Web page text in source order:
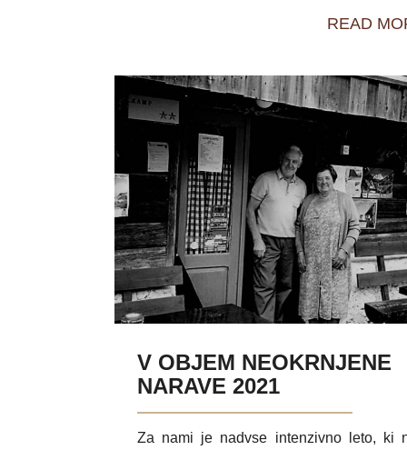
READ
V OBJEM NEOKRNJENE
NARAVE 2021
Za nami je nadvse intenzivno leto, ki